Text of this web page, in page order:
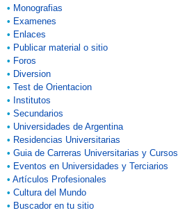
• Monografias
• Examenes
• Enlaces
• Publicar material o sitio
• Foros
• Diversion
• Test de Orientacion
• Institutos
• Secundarios
• Universidades de Argentina
• Residencias Universitarias
• Guia de Carreras Universitarias y Cursos
• Eventos en Universidades y Terciarios
• Artículos Profesionales
• Cultura del Mundo
• Buscador en tu sitio